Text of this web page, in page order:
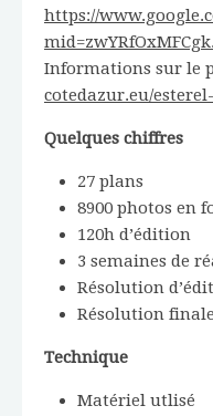
https://
Informations sur le
cotedazur.eu/
Quelques chiffres
27 plans
8900 photos en
120h d’édition
3 semaines de
Résolution
Résolution
Technique
Matériel utlisé